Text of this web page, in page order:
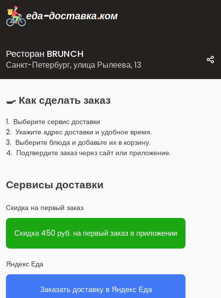
еда-доставка.ком
Ресторан BRUNCH
Санкт-Петербург, улица Рылеева, 13
🍳 Как сделать заказ
1. Выберите сервис доставки
2. Укажите адрес доставки и удобное время.
3. Выберите блюда и добавьте их в корзину.
4. Подтвердите заказ через сайт или приложение.
Сервисы доставки
Скидка на первый заказ
Скидка 450 руб. на первый заказ в приложении
Яндекс Еда
Заказать доставку в Яндекс Еда